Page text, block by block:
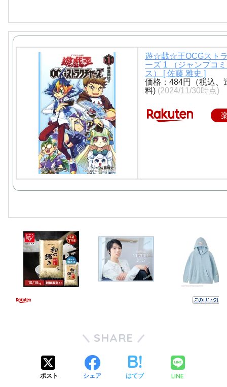
遊☆戯☆王OCGスト
ーズ 1 （ジャンプコ
ス） [ 佐藤 雅史 ]
価格：484円（税込、
料) (2024/11/30時点)
SHARE
ポスト シェア はてブ LINE